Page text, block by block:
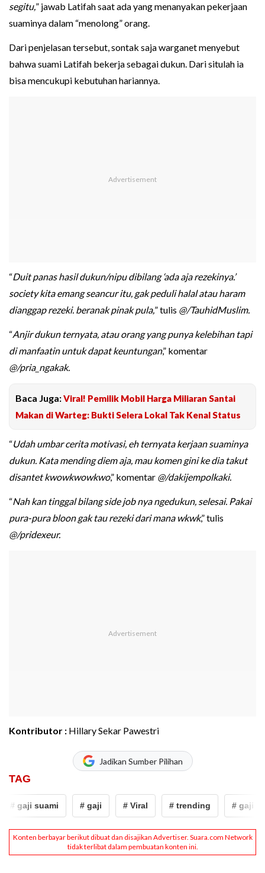
segitu,” jawab Latifah saat ada yang menanyakan pekerjaan
suaminya dalam “menolong” orang.
Dari penjelasan tersebut, sontak saja warganet menyebut
bahwa suami Latifah bekerja sebagai dukun. Dari situlah ia
bisa mencukupi kebutuhan hariannya.
“Duit panas hasil dukun/nipu dibilang ‘ada aja rezekinya.’
society kita emang seancur itu, gak peduli halal atau haram
dianggap rezeki. beranak pinak pula,” tulis @/TauhidMuslim.
“Anjir dukun ternyata, atau orang yang punya kelebihan tapi
di manfaatin untuk dapat keuntungan,” komentar
@/pria_ngakak.
Baca Juga:Viral! Pemilik Mobil Harga Miliaran Santai
Makan di Warteg: Bukti Selera Lokal Tak Kenal Status
“Udah umbar cerita motivasi, eh ternyata kerjaan suaminya
dukun. Kata mending diem aja, mau komen gini ke dia takut
disantet kwowkwowkwo,” komentar @/dakijempolkaki.
“Nah kan tinggal bilang side job nya ngedukun, selesai. Pakai
pura-pura bloon gak tau rezeki dari mana wkwk,” tulis
@/pridexeur.
Kontributor : Hillary Sekar Pawestri
Jadikan Sumber Pilihan
TAG
# gaji suami # gaji # Viral # trending # gaji